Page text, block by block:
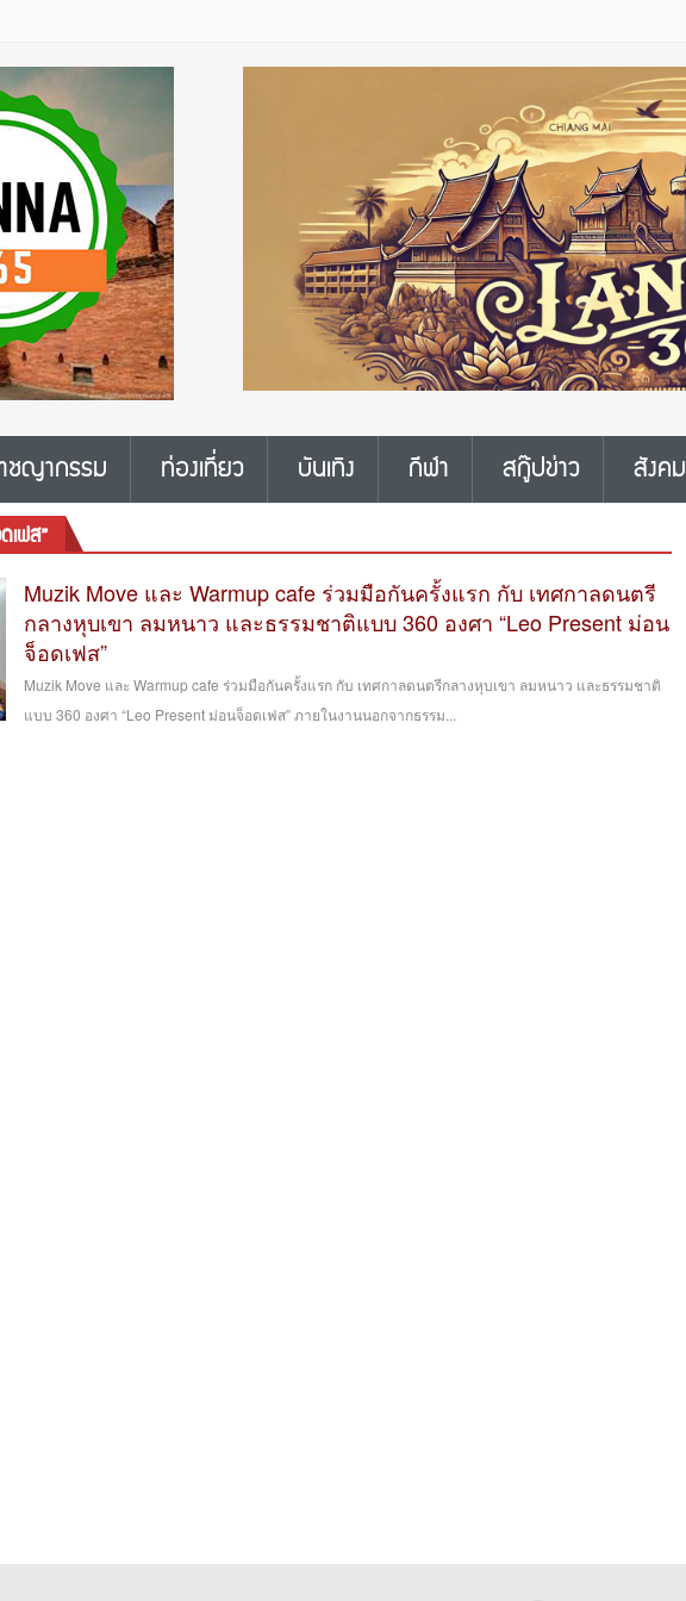
ชญากรรม ท่องเที่ยว บันเทิง กีฬา สกู๊ปข่าว สังคม
เฟส”
Muzik Move และ Warmup cafe ร่วมมือกันครั้งแรก กับ เทศกาลดนตรี
กลางหุบเขา ลมหนาว และธรรมชาติแบบ 360 องศา “Leo Present ม่อน
จ็อดเฟส”
Muzik Move และ Warmup cafe ร่วมมือกันครั้งแรก กับ เทศกาลดนตรีกลางหุบเขา ลมหนาว และธรรมชาติ
แบบ 360 องศา “Leo Present ม่อนจ็อดเฟส” ภายในงานนอกจากธรรม...